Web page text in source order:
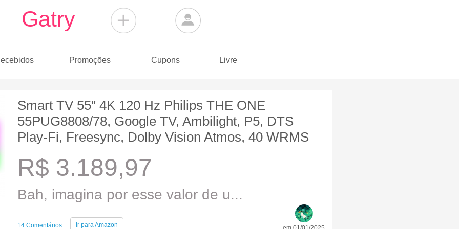
Gatry
Promoções Cupons Livre
Smart TV 55" 4K 120 Hz Philips THE ONE
55PUG8808/78, Google TV, Ambilight, P5, DTS
Play-Fi, Freesync, Dolby Vision Atmos, 40 WRMS
R$ 3.189,97
Bah, imagina por esse valor de u...
14 Comentários Ir paraAmazon